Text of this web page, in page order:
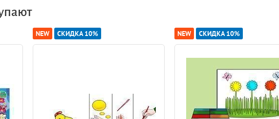
NEW СКИДКА 10% NEW СКИДКА 10%